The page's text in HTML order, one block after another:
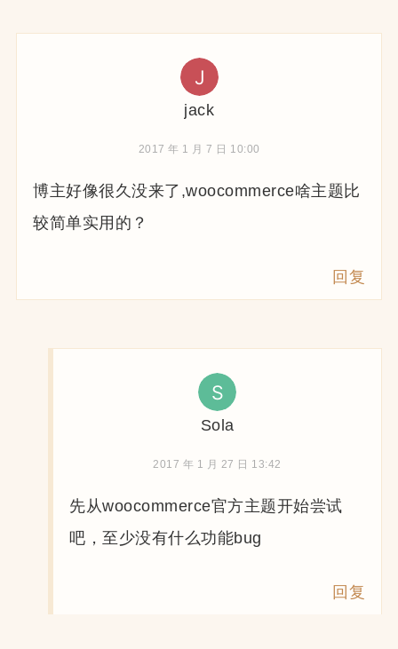
jack
2017 年 1 月 7 日 10:00
博主好像很久没来了,woocommerce啥主题比
较简单实用的？
回复
Sola
2017 年 1 月 27 日 13:42
先从woocommerce官方主题开始尝试
吧，至少没有什么功能bug
回复